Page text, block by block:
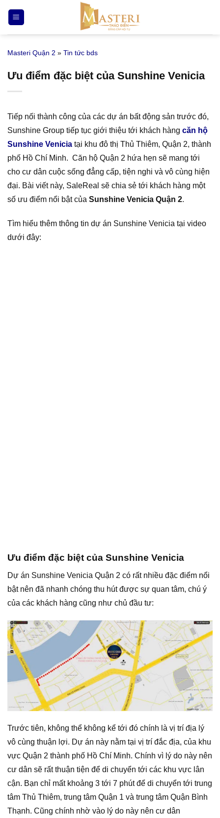
qua
nội
Masteri Quận 2 » Tin tức bds
Ưu điểm đặc biệt của Sunshine Venicia
Tiếp nối thành công của các dự án bất động sản trước đó,
Sunshine Group tiếp tục giới thiệu tới khách hàng căn hộ
Sunshine Venicia tại khu đô thị Thủ Thiêm, Quận 2, thành
phố Hồ Chí Minh. Căn hộ Quận 2 hứa hẹn sẽ mang tới
cho cư dân cuộc sống đẳng cấp, tiện nghi và vô cùng hiện
đại. Bài viết này, SaleReal sẽ chia sẻ tới khách hàng một
số ưu điểm nổi bật của Sunshine Venicia Quận 2.
Tìm hiểu thêm thông tin dự án Sunshine Venicia tại video
dưới đây:
Ưu điểm đặc biệt của Sunshine Venicia
Dự án Sunshine Venicia Quận 2 có rất nhiều đặc điểm nổi
bật nên đã nhanh chóng thu hút được sự quan tâm, chú ý
của các khách hàng cũng như chủ đầu tư:
Trước tiên, không thể không kể tới đó chính là vị trí địa lý
vô cùng thuận lợi. Dự án này nằm tại vị trí đắc địa, của khu
vực Quận 2 thành phố Hồ Chí Minh. Chính vì lý do này nên
cư dân sẽ rất thuận tiện để di chuyển tới các khu vực lân
cận. Bạn chỉ mất khoảng 3 tới 7 phút để di chuyển tới trung
tâm Thủ Thiêm, trung tâm Quận 1 và trung tâm Quận Bình
Thạnh. Cũng chính nhờ vào lý do này nên cư dân